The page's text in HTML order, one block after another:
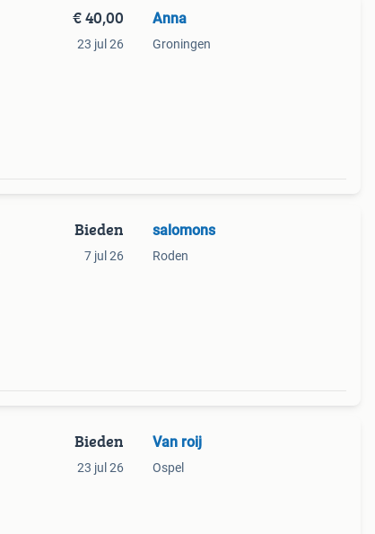
€ 40,00
23 jul 26
Anna
Groningen
Bieden
7 jul 26
salomons
Roden
Bieden
23 jul 26
Van roij
Ospel